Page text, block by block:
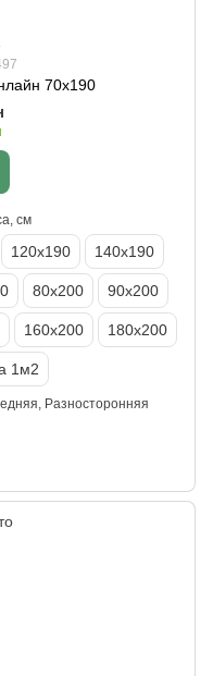
70х190
см
120х190 140х190
80х200 90х200
160х200 180х200
1м2
Разносторонняя